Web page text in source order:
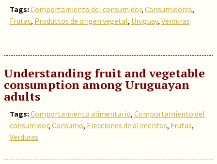
Tags:Comportamiento del consumidor, Consumidores,
Frutas, Productos de origen vegetal, Uruguay, Verduras
Understanding fruit and vegetable
consumption among Uruguayan
adults
Tags:Comportamiento alimentario, Comportamiento del
consumidor, Consumo, Elecciones de alimentos, Frutas,
Verduras